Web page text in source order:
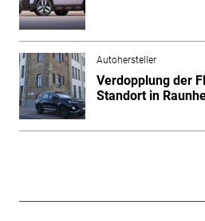
Autohersteller
Verdopplung der
Standort in